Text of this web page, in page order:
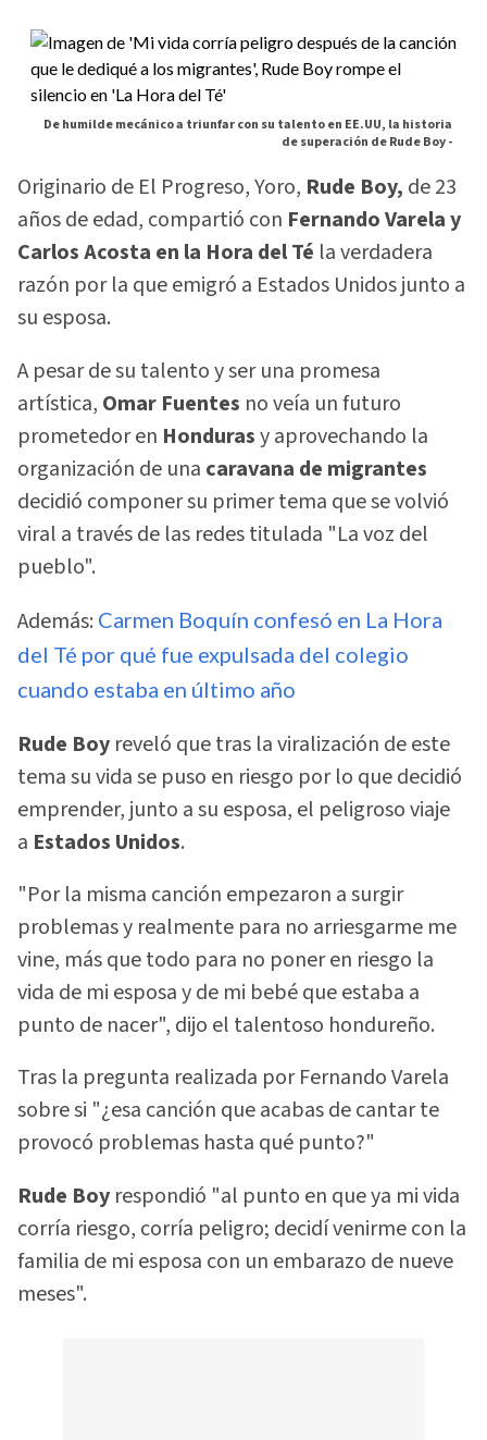
De humilde mecánico a triunfar con su talento en EE.UU, la historia
de superación de Rude Boy -
Originario de El Progreso, Yoro, Rude Boy, de 23
años de edad, compartió con Fernando Varela y
Carlos Acosta en la Hora del Té la verdadera
razón por la que emigró a Estados Unidos junto a
su esposa.
A pesar de su talento y ser una promesa
artística, Omar Fuentes no veía un futuro
prometedor en Hondurasy aprovechando la
organización de una caravana de migrantes
decidió componer su primer tema que se volvió
viral a través de las redes titulada "La voz del
pueblo".
Además: Carmen Boquín confesó en La Hora
del Té por qué fue expulsada del colegio
cuando estaba en último año
Rude Boy reveló que tras la viralización de este
tema su vida se puso en riesgo por lo que decidió
emprender, junto a su esposa, el peligroso viaje
a Estados Unidos.
"Por la misma canción empezaron a surgir
problemas y realmente para no arriesgarme me
vine, más que todo para no poner en riesgo la
vida de mi esposa y de mi bebé que estaba a
punto de nacer", dijo el talentoso hondureño.
Tras la pregunta realizada por Fernando Varela
sobre si "¿esa canción que acabas de cantar te
provocó problemas hasta qué punto?"
Rude Boy respondió "al punto en que ya mi vida
corría riesgo, corría peligro; decidí venirme con la
familia de mi esposa con un embarazo de nueve
meses".